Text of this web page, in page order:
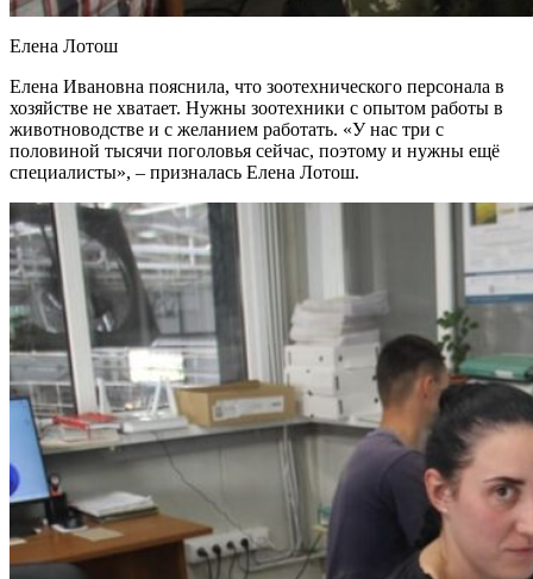
Елена Лотош
Елена Ивановна пояснила, что зоотехнического персонала в
хозяйстве не хватает. Нужны зоотехники с опытом работы в
животноводстве и с желанием работать. «У нас три с
половиной тысячи поголовья сейчас, поэтому и нужны ещё
специалисты», – призналась Елена Лотош.